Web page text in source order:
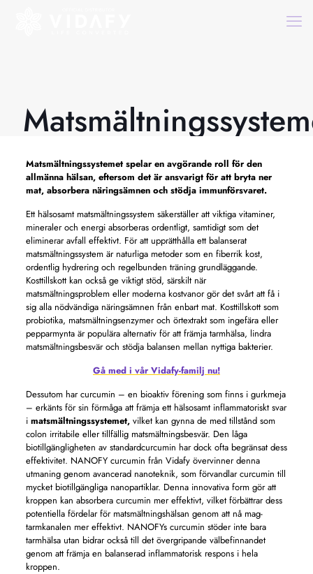
Matsmältningssystemetspelar en avgörande roll för den
allmänna hälsan, eftersom det är ansvarigt för att bryta ner
mat, absorbera näringsämnen och stödja immunförsvaret.
Ett hälsosamt matsmältningssystem säkerställer att viktiga vitaminer,
mineraler och energi absorberas ordentligt, samtidigt som det
eliminerar avfall effektivt. För att upprätthålla ett balanserat
matsmältningssystem är naturliga metoder som en fiberrik kost,
ordentlig hydrering och regelbunden träning grundläggande.
Kosttillskott kan också ge viktigt stöd, särskilt när
matsmältningsproblem eller moderna kostvanor gör det svårt att få i
sig alla nödvändiga näringsämnen från enbart mat. Kosttillskott som
probiotika, matsmältningsenzymer och örtextrakt som ingefära eller
pepparmynta är populära alternativ för att främja tarmhälsa, lindra
matsmältningsbesvär och stödja balansen mellan nyttiga bakterier.
Gå med i vår Vidafy-familj nu!
Dessutom har curcumin – en bioaktiv förening som finns i gurkmeja
– erkänts för sin förmåga att främja ett hälsosamt inflammatoriskt svar
i matsmältningssystemet,vilket kan gynna de med tillstånd som
colon irritabile eller tillfällig matsmältningsbesvär. Den låga
biotillgängligheten av standardcurcumin har dock ofta begränsat dess
effektivitet. NANOFY curcumin från Vidafy övervinner denna
utmaning genom avancerad nanoteknik, som förvandlar curcumin till
mycket biotillgängliga nanopartiklar. Denna innovativa form gör att
kroppen kan absorbera curcumin mer effektivt, vilket förbättrar dess
potentiella fördelar för matsmältningshälsan genom att nå mag-
tarmkanalen mer effektivt. NANOFYs curcumin stöder inte bara
tarmhälsa utan bidrar också till det övergripande välbefinnandet
genom att främja en balanserad inflammatorisk respons i hela
kroppen.